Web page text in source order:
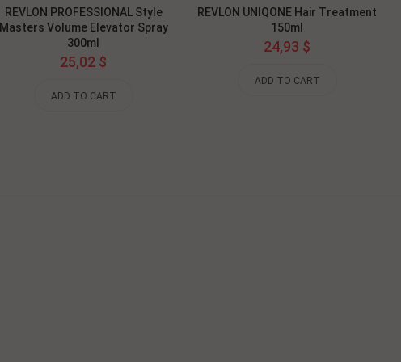
REVLON PROFESSIONAL Style
Masters Volume Elevator Spray
300ml
25,02 $
ADD TO CART
REVLON UNIQONE Hair Treatment
150ml
24,93 $
ADD TO CART